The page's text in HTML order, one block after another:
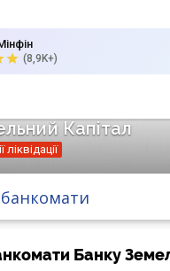
(8,9K+)
Капітал
ліквідації
банкомати
Банку